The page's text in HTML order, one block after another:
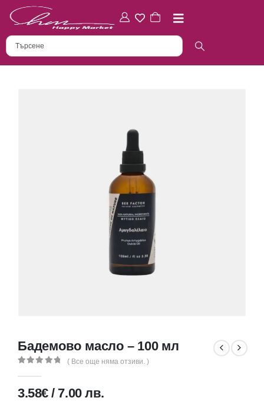
Бадемово масло – 100 мл
( Все още няма отзиви. )
3.58€ / 7.00лв.